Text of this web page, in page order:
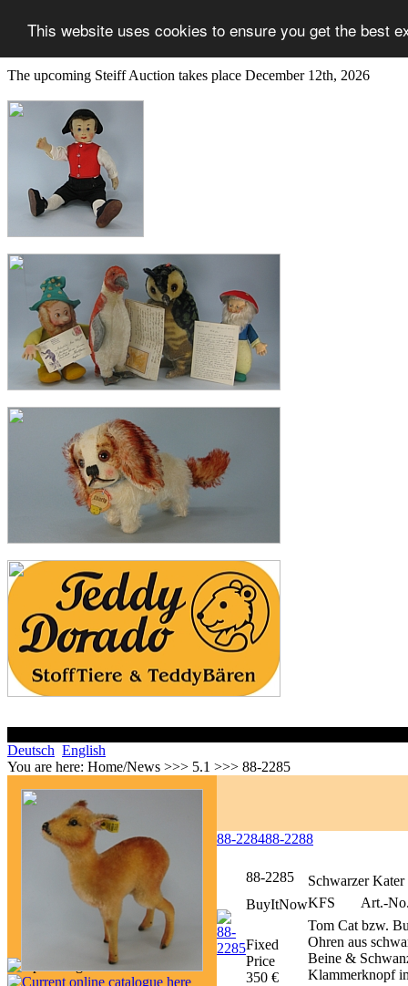
This website uses cookies to ensure you get the best
The upcoming Steiff Auction takes place December 12th, 2026
Deutsch English
You are here: Home/News >>> 5.1 >>> 88-2285
88-228488-2288
88-2285
Schwarzer
KFS
Art.-
Tom Cat bzw.
Ohren aus
Beine &
Klammerknopf
BuyItNow
Fixed
Price
350 €